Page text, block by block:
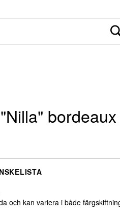
och kan variera i både